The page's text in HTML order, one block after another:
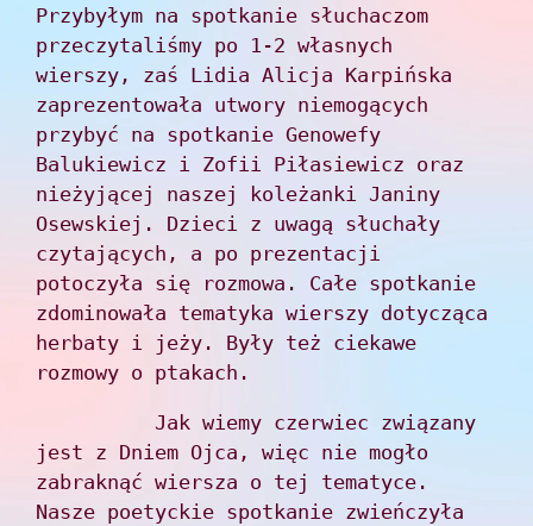
Przybyłym na spotkanie słuchaczom
przeczytaliśmy po 1-2 własnych
wierszy, zaś Lidia Alicja Karpińska
zaprezentowała utwory niemogących
przybyć na spotkanie Genowefy
Balukiewicz i Zofii Piłasiewicz oraz
nieżyjącej naszej koleżanki Janiny
Osewskiej. Dzieci z uwagą słuchały
czytających, a po prezentacji
potoczyła się rozmowa. Całe spotkanie
zdominowała tematyka wierszy dotycząca
herbaty i jeży. Były też ciekawe
rozmowy o ptakach.
jest z Dniem Ojca, więc nie mogło
zabraknąć wiersza o tej tematyce.
Nasze poetyckie spotkanie zwieńczyła